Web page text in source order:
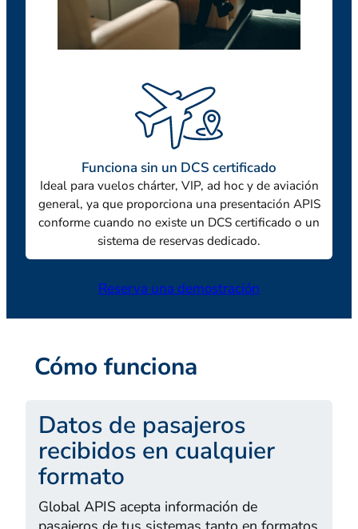
Funciona sin un DCS certificado
Ideal para vuelos chárter, VIP, ad hoc y de aviación
general, ya que proporciona una presentación APIS
conforme cuando no existe un DCS certificado o un
sistema de reservas dedicado.
Reserva una demostración
Cómo funciona
Datos de pasajeros
recibidos en cualquier
formato
Global APIS acepta información de